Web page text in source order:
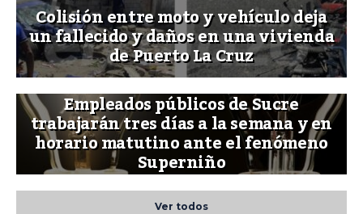
Colisión entre moto y vehículo deja
un fallecido y daños en una vivienda
de Puerto La Cruz
Empleados públicos de Sucre
trabajarán tres días a la semana y en
horario matutino ante el fenómeno
Superniño
Ver todos